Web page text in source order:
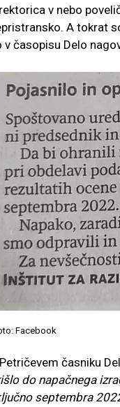
v nebo
A tokrat
v časopisu Delo
Facebook
časniku
do napačnega
septembra